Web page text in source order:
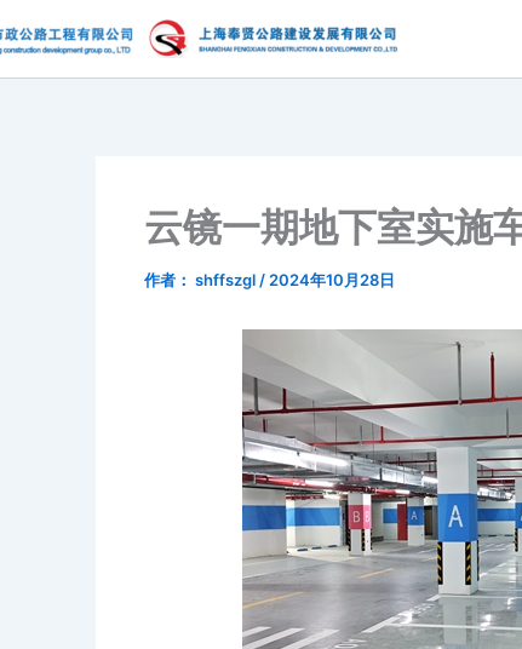
云镜一期地下室实施
作者： shffszgl / 2024年10月28日